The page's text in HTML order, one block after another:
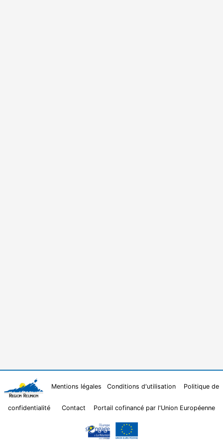
Mentions légales Conditions d'utilisation Politique de
confidentialité Contact Portail cofinancé par l'Union Européenne